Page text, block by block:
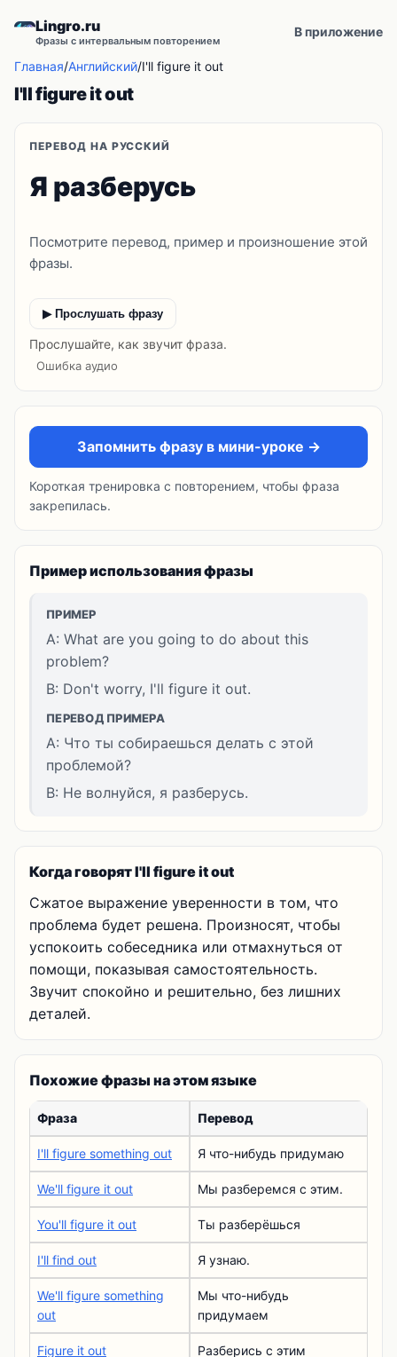
Lingro.ru
Фразы с интервальным повторением
В приложение
Главная/Английский/I'll figure it out
I'll figure it out
ПЕРЕВОД НА РУССКИЙ
Я разберусь
Посмотрите перевод, пример и произношение этой
фразы.
▶ Прослушать фразу
Прослушайте, как звучит фраза.
Ошибка аудио
Запомнить фразу в мини-уроке →
Короткая тренировка с повторением, чтобы фраза
закрепилась.
Пример использования фразы
ПРИМЕР
A: What are you going to do about this
problem?
B: Don't worry, I'll figure it out.
ПЕРЕВОД ПРИМЕРА
A: Что ты собираешься делать с этой
проблемой?
B: Не волнуйся, я разберусь.
Когда говорят I'll figure it out
Сжатое выражение уверенности в том, что
проблема будет решена. Произносят, чтобы
успокоить собеседника или отмахнуться от
помощи, показывая самостоятельность.
Звучит спокойно и решительно, без лишних
деталей.
Похожие фразы на этом языке
Фраза Перевод
I'll figure something out Я что-нибудь придумаю
We'll figure it out Мы разберемся с этим.
You'll figure it out Ты разберёшься
I'll find out Я узнаю.
We'll figure something
out
Мы что-нибудь
придумаем
Figure it out Разберись с этим